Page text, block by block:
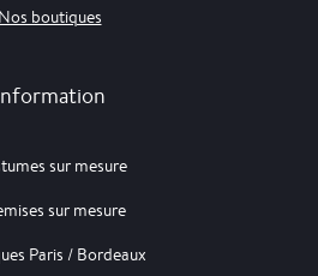
Nos boutiques
sur mesure
sur mesure
Paris / Bordeaux